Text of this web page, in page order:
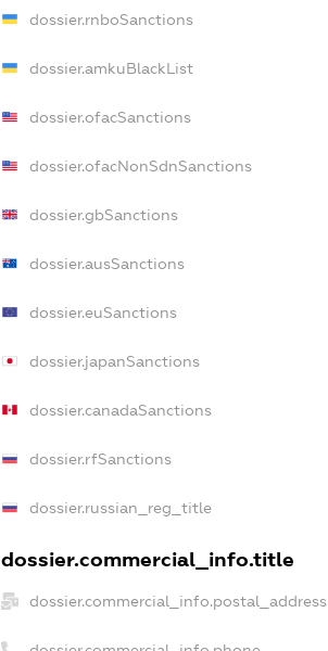
dossier.rnboSanctions
dossier.amkuBlackList
dossier.ofacSanctions
dossier.ofacNonSdnSanctions
dossier.gbSanctions
dossier.ausSanctions
dossier.euSanctions
dossier.japanSanctions
dossier.canadaSanctions
dossier.rfSanctions
dossier.russian_reg_title
dossier.commercial_info.title
dossier.commercial_info.postal_address